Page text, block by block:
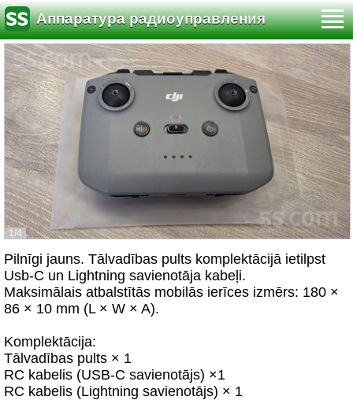
Аппаратура радиоуправления
1/4
Pilnīgi jauns. Tālvadības pults komplektācijā ietilpst
Usb-C un Lightning savienotāja kabeļi.
Maksimālais atbalstītās mobilās ierīces izmērs: 180 ×
86 × 10 mm (L × W × A).
Komplektācija:
Tālvadības pults × 1
RC kabelis (USB-C savienotājs) ×1
RC kabelis (Lightning savienotājs) × 1